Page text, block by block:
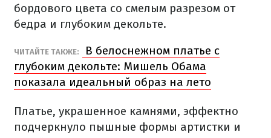
бордового цвета со смелым разрезом от
бедра и глубоким декольте.
ЧИТАЙТЕ ТАКЖЕ:
В белоснежном платье с
глубоким декольте: Мишель Обама
показала идеальный образ на лето
Платье, украшенное камнями, эффектно
подчеркнуло пышные формы артистки и